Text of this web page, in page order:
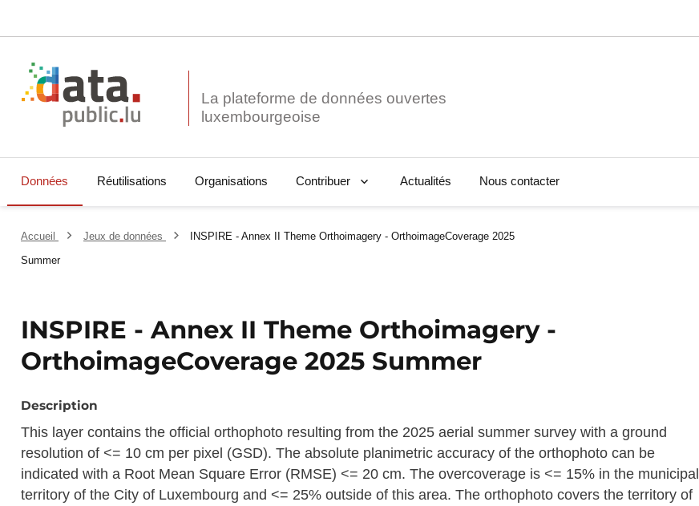
La plateforme de données ouvertes
Données Réutilisations Organisations Contribuer Actualités Nous contacter
Accueil Jeux de données
INSPIRE - Annex II Theme Orthoimagery - OrthoimageCoverage 2025
Summer
INSPIRE - Annex II Theme Orthoimagery -
OrthoimageCoverage 2025 Summer
Description
This layer contains the official orthophoto resulting from the 2025 aerial summer survey with a ground
resolution of <= 10 cm per pixel (GSD). The absolute planimetric accuracy of the orthophoto can be
indicated with a Root Mean Square Error (RMSE) <= 20 cm. The overcoverage is <= 15% in the municipal
territory of the City of Luxembourg and <= 25% outside of this area. The orthophoto covers the territory of